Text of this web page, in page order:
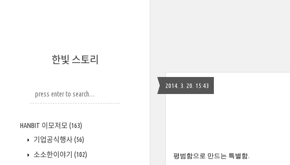
한빛 스토리
HANBIT 이모저모 (163)
기업공식행사(56)
소소한이야기 (102)
2014. 3. 20. 15:43
평범함으로 만드는 특별함.